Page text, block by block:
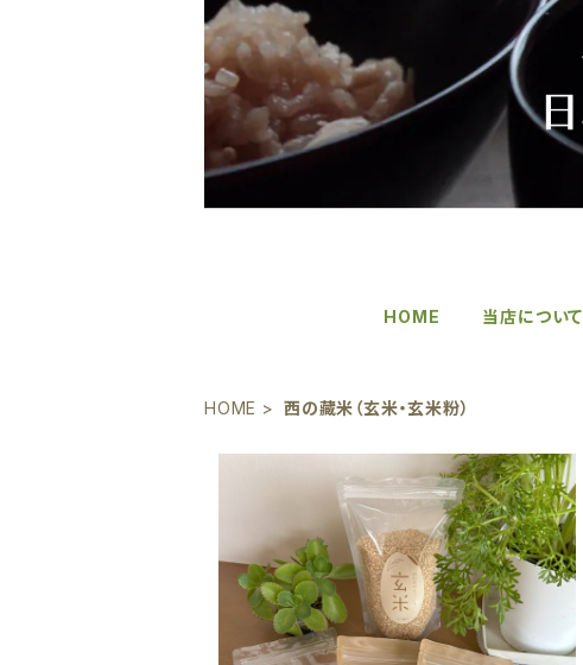
HOME 当店について
HOME 西の藏米（玄米・玄米粉）
【西の藏米直送】おすすめ色々詰め合わせセッ
ト 玄米粉・幕末玄米（石川県 グルテンフリ
ー 国産米 減農薬）
¥3,500